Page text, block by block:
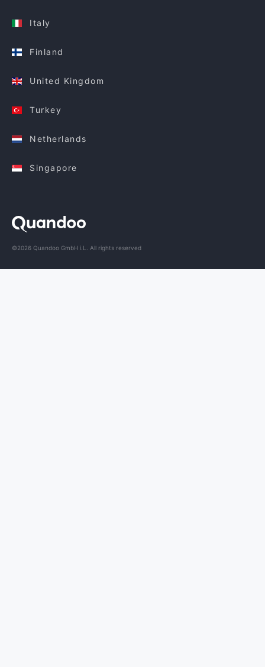
Italy
Finland
United Kingdom
Turkey
Netherlands
Singapore
©2026 Quandoo GmbH i.L. All rights reserved